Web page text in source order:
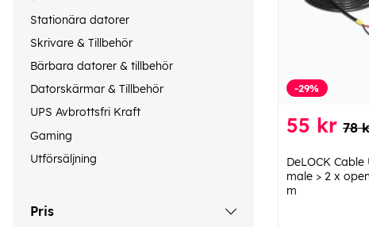
Stationära datorer
Skrivare & Tillbehör
Bärbara datorer & tillbehör
Datorskärmar & Tillbehör
UPS Avbrottsfri Kraft
Gaming
Utförsäljning
Pris
-29%
55 kr 78
DeLOCK Cable
male > 2 x
m